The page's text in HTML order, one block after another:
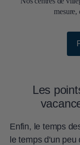
mesure,
Les
Enfin, le temps
le temps d'un